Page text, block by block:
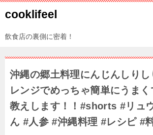
cooklifeel
飲食店の裏側に密着！
沖縄の郷土料理にんじんしり
レンジでめっちゃ簡単にうま
教えします！！#shorts #リュ
ん #人参 #沖縄料理 #レシピ #